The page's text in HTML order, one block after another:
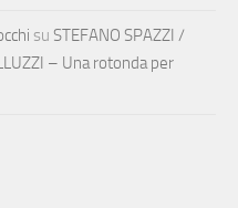
su STEFANO SPAZZI /
– Una rotonda per